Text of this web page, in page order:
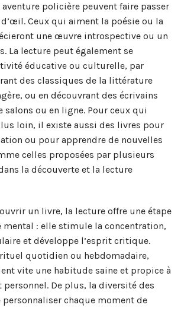
policière peuvent faire passer
Ceux qui aiment la poésie ou la
une œuvre introspective ou un
La lecture peut également se
éducative ou culturelle, par
des classiques de la littérature
ou en découvrant des écrivains
salons ou en ligne. Pour ceux qui
loin, il existe aussi des livres pour
ou pour apprendre de nouvelles
celles proposées par plusieurs
la découverte et la lecture
un livre, la lecture offre une étape
mental : elle stimule la concentration,
et développe l’esprit critique.
quotidien ou hebdomadaire,
vite une habitude saine et propice à
personnel. De plus, la diversité des
chaque moment de